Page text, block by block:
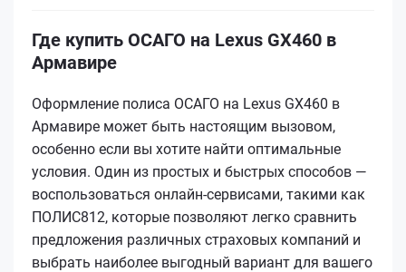
Где купить ОСАГО на Lexus GX460 в
Армавире
Оформление полиса ОСАГО на Lexus GX460 в
Армавире может быть настоящим вызовом,
особенно если вы хотите найти оптимальные
условия. Один из простых и быстрых способов —
воспользоваться онлайн-сервисами, такими как
ПОЛИС812, которые позволяют легко сравнить
предложения различных страховых компаний и
выбрать наиболее выгодный вариант для вашего